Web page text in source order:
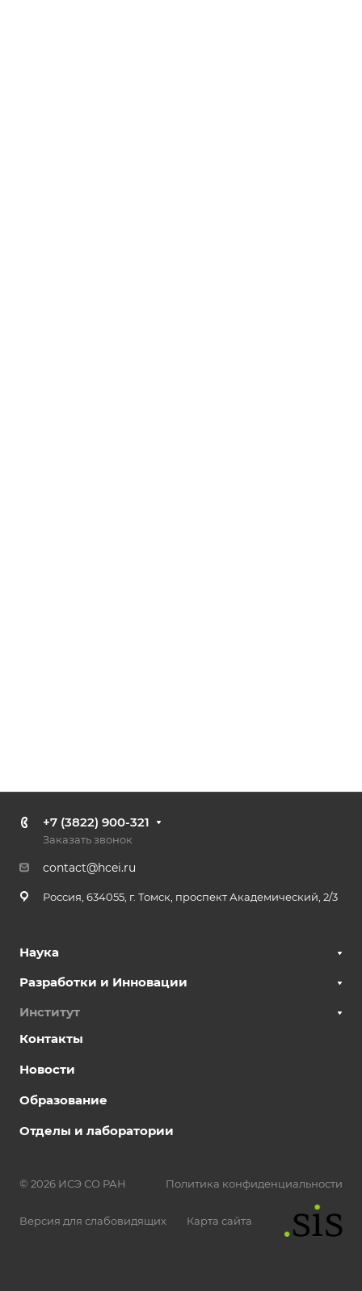
+7 (3822) 900-321
Заказать звонок
contact@hcei.ru
Россия, 634055, г. Томск, проспект Академический, 2/3
Наука
Разработки и Инновации
Институт
Контакты
Новости
Образование
Отделы и лаборатории
© 2026 ИСЭ СО РАН Политика конфиденциальности
Версия для слабовидящих Карта сайта